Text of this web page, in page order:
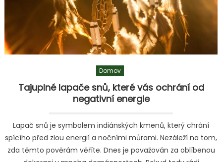
Domov
Tajuplné lapače snů, které vás ochrání od
negativní energie
Lapač snů je symbolem indiánských kmenů, který chrání
spícího před zlou energií a nočními můrami. Nezáleží na tom,
zda těmto pověrám věříte. Dnes je považován za oblíbenou